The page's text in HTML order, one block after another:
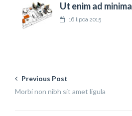
Ut enim ad minima
16 lipca 2015
Previous Post
Morbi non nibh sit amet ligula